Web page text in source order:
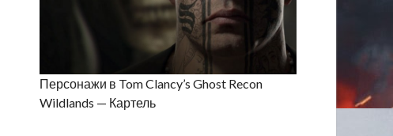
Персонажи в Tom Clancy’s Ghost Recon
Wildlands — Картель